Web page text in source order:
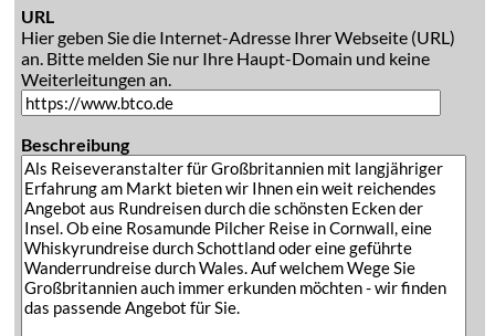
URL
Hier geben Sie die Internet-Adresse Ihrer Webseite (URL)
an. Bitte melden Sie nur Ihre Haupt-Domain und keine
Weiterleitungen an.
Beschreibung